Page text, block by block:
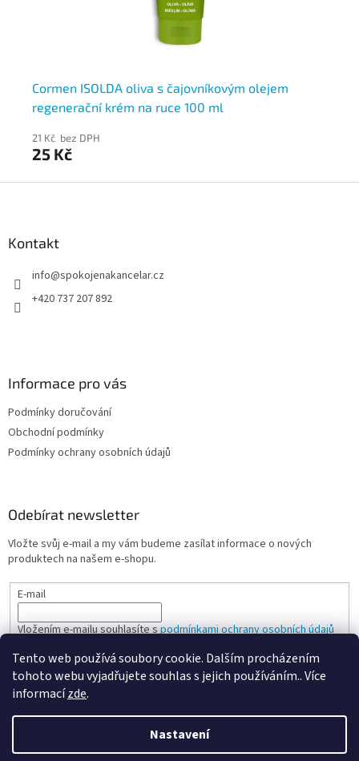
Tento web používá soubory cookie. Dalším procházením
tohoto webu vyjadřujete souhlas s jejich používáním.. Více
informacízde.
Nastavení
Cormen ISOLDA oliva s čajovníkovým olejem
regenerační krém na ruce 100 ml
21 Kč bez DPH
25 Kč
Kontakt
info@spokojenakancelar.cz
+420 737 207 892
Informace pro vás
Podmínky doručování
Obchodní podmínky
Podmínky ochrany osobních údajů
Odebírat newsletter
Vložte svůj e-mail a my vám budeme zasílat informace o nových
produktech na našem e-shopu.
E-mail
Vložením e-mailu souhlasíte spodmínkami ochrany osobních údajů
PŘIHLÁSIT SE
Vytvořil Shoptet